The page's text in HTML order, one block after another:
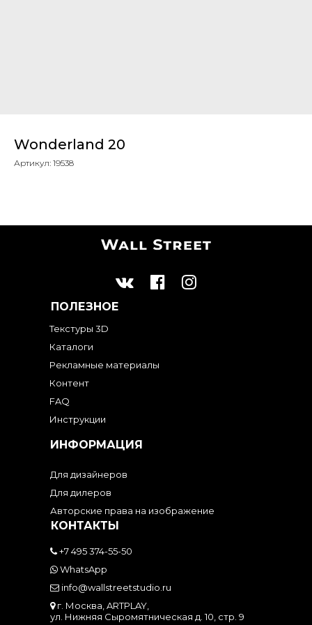
Wonderland 20
Артикул: 19538
ПОЛЕЗНОЕ
Текстуры 3D
Каталоги
Рекламные материалы
Контент
FAQ
Инструкции
ИНФОРМАЦИЯ
Для дизайнеров
Для дилеров
Авторские права на изображение
КОНТАКТЫ
+7 495 374-55-50
WhatsApp
info@wallstreetstudio.ru
г. Москва, ARTPLAY,
ул. Нижняя Сыромятническая д. 10, стр. 9